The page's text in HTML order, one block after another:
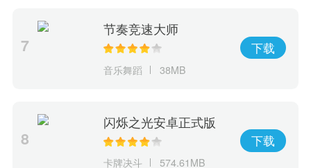
7
节奏竞速大师
音乐舞蹈 38MB
下载
8
闪烁之光安卓正式版
卡牌决斗 574.61MB
下载